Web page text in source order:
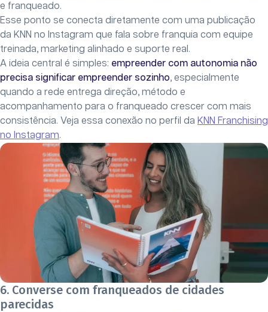
e franqueado.
Esse ponto se conecta diretamente com uma publicação
da KNN no Instagram que fala sobre franquia com equipe
treinada, marketing alinhado e suporte real.
A ideia central é simples: empreender com autonomia não
precisa significar empreender sozinho, especialmente
quando a rede entrega direção, método e
acompanhamento para o franqueado crescer com mais
consistência. Veja essa conexão no perfil da KNN Franchising
no Instagram.
6. Converse com franqueados de cidades
parecidas